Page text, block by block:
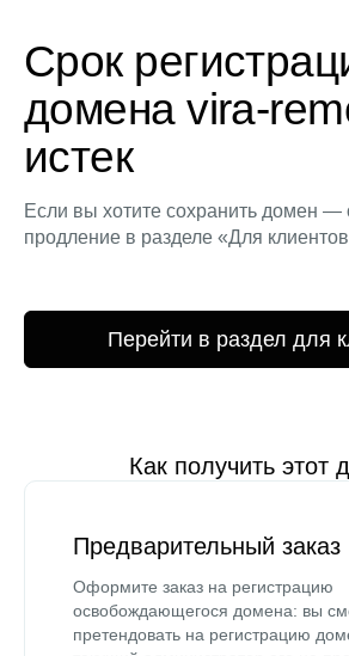
Срок
домена vira-
истек
Если вы хотите сохранить домен —
продление в разделе «Для
Перейти в раздел для
Как получить этот
Предварительный заказ
Оформите заказ на регистрацию
освобождающегося домена: вы
претендовать на регистрацию